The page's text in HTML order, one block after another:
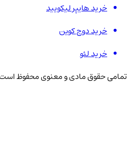
خرید هایپر لیکویید
خرید دوج کوین
خرید لئو
تمامی حقوق مادی و معنوی محفوظ است.